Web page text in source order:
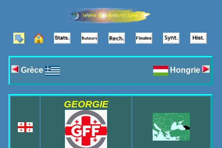
Grèce Hongrie
GEORGIE